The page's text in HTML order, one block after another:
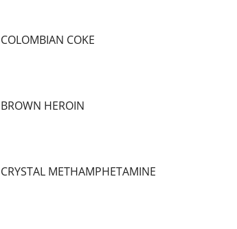
COKE
HEROIN
METHAMPHETAMINE